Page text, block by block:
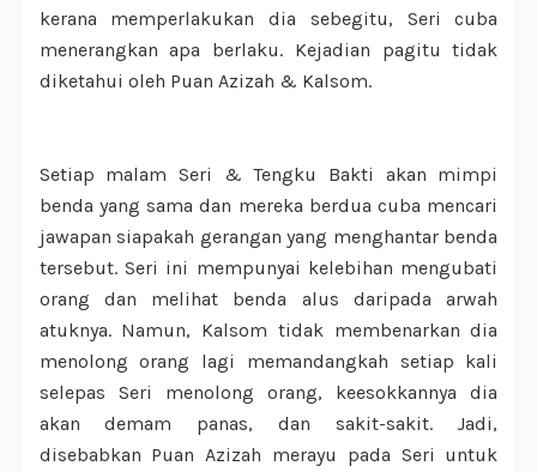
kerana memperlakukan dia sebegitu, Seri cuba
menerangkan apa berlaku. Kejadian pagitu tidak
diketahui oleh Puan Azizah & Kalsom.
Setiap malam Seri & Tengku Bakti akan mimpi
benda yang sama dan mereka berdua cuba mencari
jawapan siapakah gerangan yang menghantar benda
tersebut. Seri ini mempunyai kelebihan mengubati
orang dan melihat benda alus daripada arwah
atuknya. Namun, Kalsom tidak membenarkan dia
menolong orang lagi memandangkah setiap kali
selepas Seri menolong orang, keesokkannya dia
akan demam panas, dan sakit-sakit. Jadi,
disebabkan Puan Azizah merayu pada Seri untuk